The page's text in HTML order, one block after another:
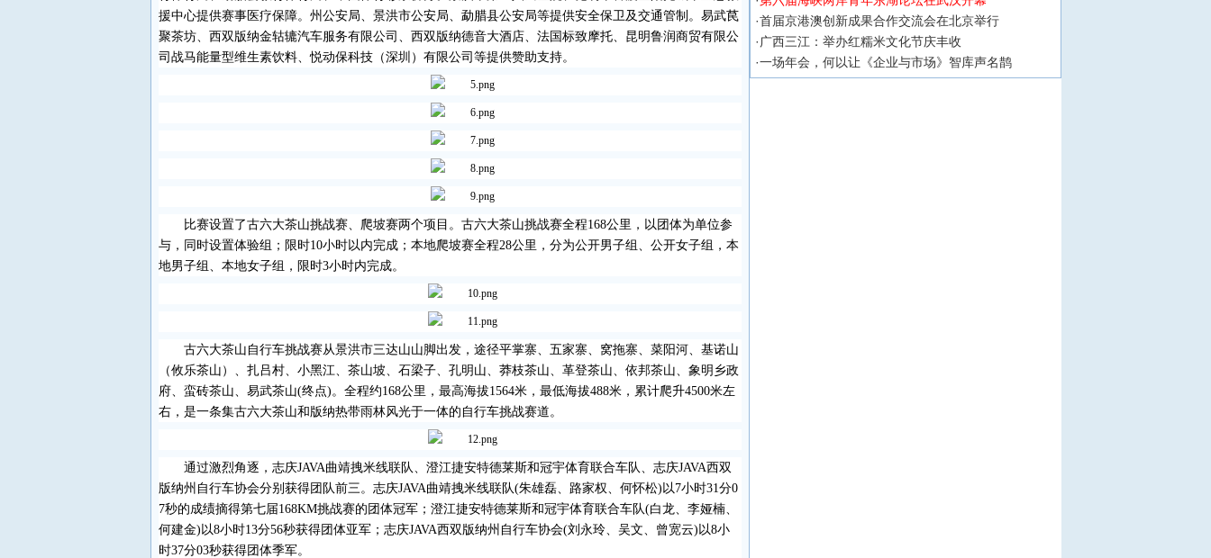
援中心提供赛事医疗保障。州公安局、景洪市公安局、勐腊县公安局等提供安全保卫及交通管制。易武苠
聚茶坊、西双版纳金轱辘汽车服务有限公司、西双版纳德音大酒店、法国标致摩托、昆明鲁润商贸有限公
司战马能量型维生素饮料、悦动保科技（深圳）有限公司等提供赞助支持。
比赛设置了古六大茶山挑战赛、爬坡赛两个项目。古六大茶山挑战赛全程168公里，以团体为单位参
与，同时设置体验组；限时10小时以内完成；本地爬坡赛全程28公里，分为公开男子组、公开女子组，本
地男子组、本地女子组，限时3小时内完成。
古六大茶山自行车挑战赛从景洪市三达山山脚出发，途径平掌寨、五家寨、窝拖寨、菜阳河、基诺山
（攸乐茶山）、扎吕村、小黑江、茶山坡、石梁子、孔明山、莽枝茶山、革登茶山、依邦茶山、象明乡政
府、蛮砖茶山、易武茶山(终点)。全程约168公里，最高海拔1564米，最低海拔488米，累计爬升4500米左
右，是一条集古六大茶山和版纳热带雨林风光于一体的自行车挑战赛道。
通过激烈角逐，志庆JAVA曲靖拽米线联队、澄江捷安特德莱斯和冠宇体育联合车队、志庆JAVA西双
版纳州自行车协会分别获得团队前三。志庆JAVA曲靖拽米线联队(朱雄磊、路家权、何怀松)以7小时31分0
7秒的成绩摘得第七届168KM挑战赛的团体冠军；澄江捷安特德莱斯和冠宇体育联合车队(白龙、李娅楠、
何建金)以8小时13分56秒获得团体亚军；志庆JAVA西双版纳州自行车协会(刘永玲、吴文、曾宽云)以8小
时37分03秒获得团体季军。
·首届京港澳创新成果合作交流会在北京举行
· 广西三江：举办红糯米文化节庆丰收
·一场年会，何以让《企业与市场》智库声名鹊